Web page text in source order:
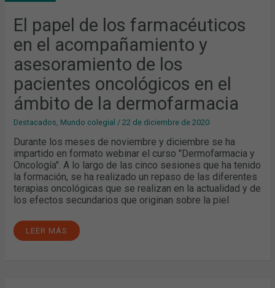
El papel de los farmacéuticos
en el acompañamiento y
asesoramiento de los
pacientes oncológicos en el
ámbito de la dermofarmacia
Destacados, Mundo colegial /22 de diciembre de 2020
Durante los meses de noviembre y diciembre se ha
impartido en formato webinar el curso "Dermofarmacia y
Oncología". A lo largo de las cinco sesiones que ha tenido
la formación, se ha realizado un repaso de las diferentes
terapias oncológicas que se realizan en la actualidad y de
los efectos secundarios que originan sobre la piel
Y
ASESORAMIENTO
DE
LOS
PACIENTES
EN
EL
ÁMBITO
DE
DERMOFARMACIA
LEER MÁS